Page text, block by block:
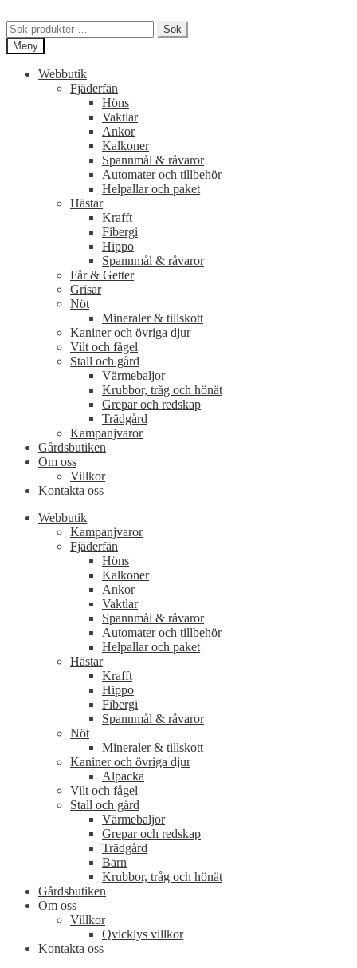
till
navigering
till
innehåll
Sök
efter:
Sök
Meny
Webbutik
Fjäderfän
Höns
Vaktlar
Ankor
Kalkoner
Spannmål & råvaror
Automater och tillbehör
Helpallar och paket
Hästar
Krafft
Fibergi
Hippo
Spannmål & råvaror
Får & Getter
Grisar
Nöt
Mineraler & tillskott
Kaniner och övriga djur
Vilt och fågel
Stall och gård
Värmebaljor
Krubbor, tråg och hönät
Grepar och redskap
Trädgård
Kampanjvaror
Gårdsbutiken
Om oss
Villkor
Kontakta oss
Webbutik
Kampanjvaror
Fjäderfän
Höns
Kalkoner
Ankor
Vaktlar
Spannmål & råvaror
Automater och tillbehör
Helpallar och paket
Hästar
Krafft
Hippo
Fibergi
Spannmål & råvaror
Nöt
Mineraler & tillskott
Kaniner och övriga djur
Alpacka
Vilt och fågel
Stall och gård
Värmebaljor
Grepar och redskap
Trädgård
Barn
Krubbor, tråg och hönät
Gårdsbutiken
Om oss
Villkor
Qvicklys villkor
Kontakta oss